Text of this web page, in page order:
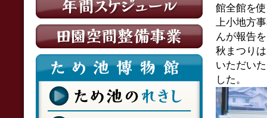
館全館を
上小地方
んが報告
秋まつり
いただい
した。